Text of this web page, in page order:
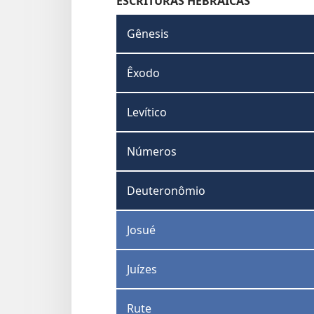
Gênesis
Êxodo
Levítico
Números
Deuteronômio
Josué
Juízes
Rute